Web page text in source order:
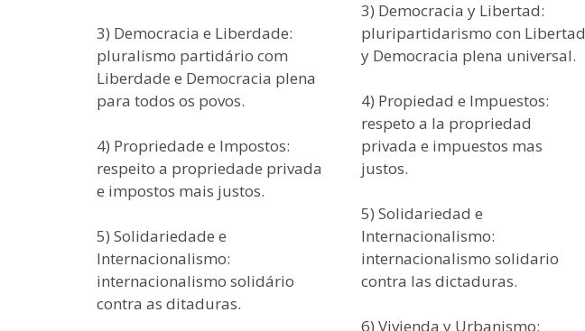
3) Democracia e Liberdade:
pluralismo partidário com
Liberdade e Democracia plena
para todos os povos.
4) Propriedade e Impostos:
respeito a propriedade privada
e impostos mais justos.
5) Solidariedade e
Internacionalismo:
internacionalismo solidário
contra as ditaduras.
3) Democracia y Libertad:
pluripartidarismo con Libertad
y Democracia plena universal.
4) Propiedad e Impuestos:
respeto a la propriedad
privada e impuestos mas
justos.
5) Solidariedad e
Internacionalismo:
internacionalismo solidario
contra las dictaduras.
6) Vivienda y Urbanismo: